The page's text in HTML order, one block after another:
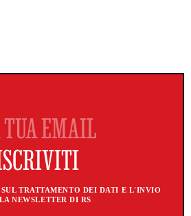
TRATTAMENTO DEI DATI E L'INVIO
NEWSLETTER DI RS